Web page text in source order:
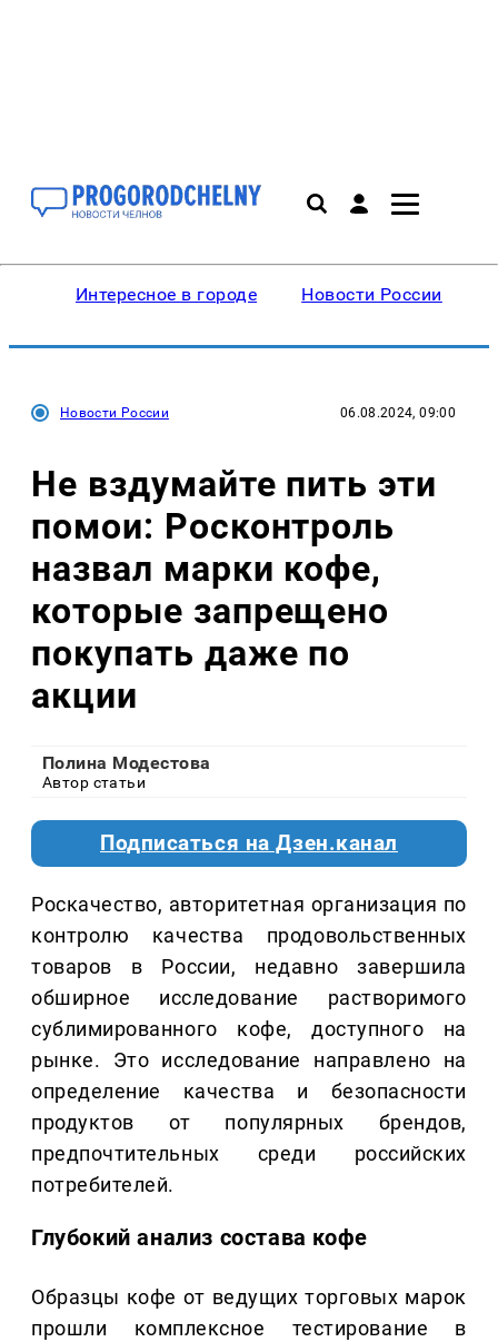
Интересное в городе Новости России
Новости России 06.08.2024, 09:00
Не вздумайте пить эти
помои: Росконтроль
назвал марки кофе,
которые запрещено
покупать даже по
акции
Полина Модестова
Автор статьи
Подписаться на Дзен.канал
Роскачество, авторитетная организация по
контролю качества продовольственных
товаров в России, недавно завершила
обширное исследование растворимого
сублимированного кофе, доступного на
рынке. Это исследование направлено на
определение качества и безопасности
продуктов от популярных брендов,
предпочтительных среди российских
потребителей.
Глубокий анализ состава кофе
Образцы кофе от ведущих торговых марок
прошли комплексное тестирование в